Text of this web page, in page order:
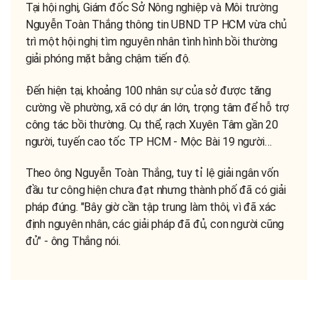
Tại hội nghị, Giám đốc Sở Nông nghiệp và Môi trường
Nguyễn Toàn Thắng thông tin UBND TP HCM vừa chủ
trì một hội nghị tìm nguyên nhân tình hình bồi thường
giải phóng mặt bằng chậm tiến độ.
Đến hiện tại, khoảng 100 nhân sự của sở được tăng
cường về phường, xã có dự án lớn, trọng tâm để hỗ trợ
công tác bồi thường. Cụ thể, rạch Xuyên Tâm gần 20
người, tuyến cao tốc TP HCM - Mộc Bài 19 người…
Theo ông Nguyễn Toàn Thắng, tuy tỉ lệ giải ngân vốn
đầu tư công hiện chưa đạt nhưng thành phố đã có giải
pháp đúng. "Bây giờ cần tập trung làm thôi, vì đã xác
định nguyên nhân, các giải pháp đã đủ, con người cũng
đủ" - ông Thắng nói.